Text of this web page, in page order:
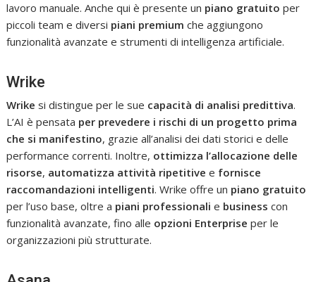
lavoro manuale. Anche qui è presente un piano gratuito per
piccoli team e diversi piani premium che aggiungono
funzionalità avanzate e strumenti di intelligenza artificiale.
Wrike
Wrike si distingue per le sue capacità di analisi predittiva.
L’AI è pensata per prevedere i rischi di un progetto prima
che si manifestino, grazie all’analisi dei dati storici e delle
performance correnti. Inoltre, ottimizza l’allocazione delle
risorse, automatizza attività ripetitive e fornisce
raccomandazioni intelligenti. Wrike offre un piano gratuito
per l’uso base, oltre a piani professionalie business con
funzionalità avanzate, fino alle opzioni Enterprise per le
organizzazioni più strutturate.